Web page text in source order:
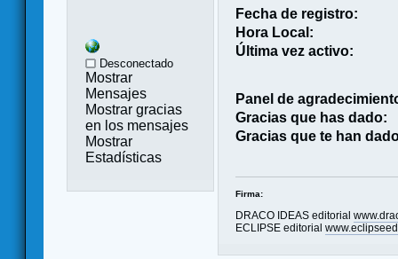
Desconectado
Mostrar
Mensajes
Mostrar gracias
en los mensajes
Mostrar
Estadísticas
Fecha de registro:
Hora Local:
Última vez activo:
Panel de
Gracias que has dado:
Gracias que te han
Firma:
DRACO IDEAS editorial
ECLIPSE editorial